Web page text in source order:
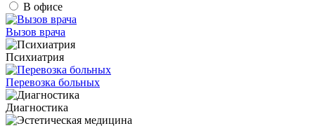
В офисе
Вызов врача
Психиатрия
Перевозка больных
Диагностика